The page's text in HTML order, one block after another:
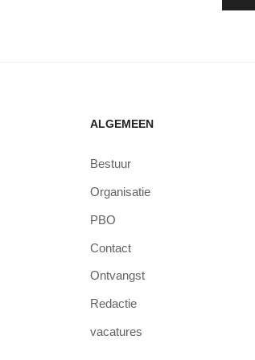
ALGEMEEN
Bestuur
Organisatie
PBO
Contact
Ontvangst
Redactie
vacatures